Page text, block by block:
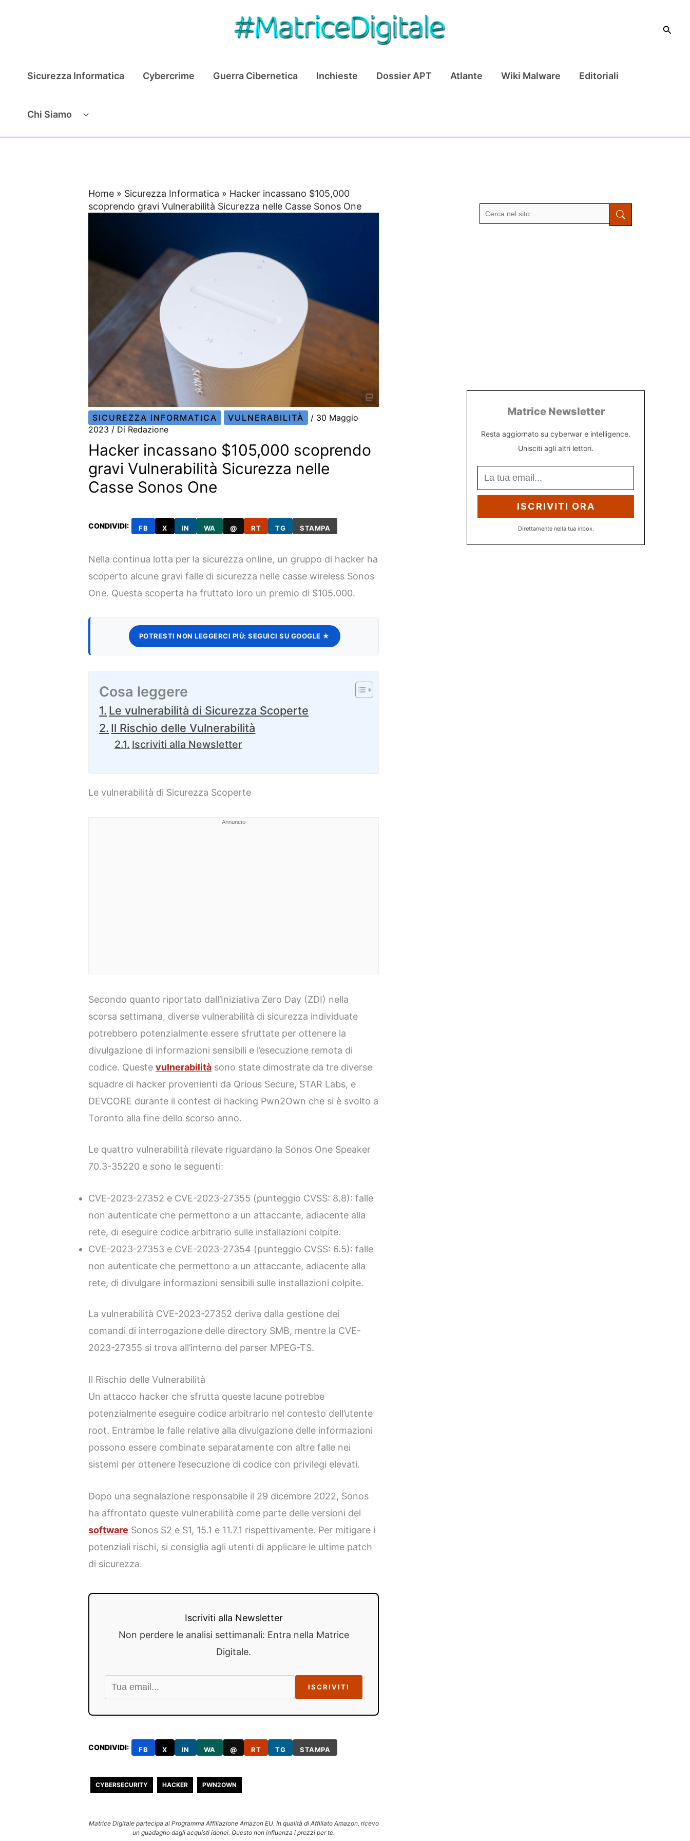
Cerca
Sicurezza Informatica Cybercrime Guerra Cibernetica Inchieste Dossier APT Atlante Wiki Malware Editoriali
Chi Siamo
Home » Sicurezza Informatica » Hacker incassano $105,000
scoprendo gravi Vulnerabilità Sicurezza nelle Casse Sonos One
SICUREZZA INFORMATICA VULNERABILITÀ / 30 Maggio
2023 / Di Redazione
Hacker incassano $105,000 scoprendo
gravi Vulnerabilità Sicurezza nelle
Casse Sonos One
CONDIVIDI: FB X IN WA @ RT TG STAMPA
Nella continua lotta per la sicurezza online, un gruppo di hacker ha
scoperto alcune gravi falle di sicurezza nelle casse wireless Sonos
One. Questa scoperta ha fruttato loro un premio di $105.000.
POTRESTI NON LEGGERCI PIÙ: SEGUICI SU GOOGLE ★
Cosa leggere
Le vulnerabilità di Sicurezza Scoperte
Il Rischio delle Vulnerabilità
Iscriviti alla Newsletter
Le vulnerabilità di Sicurezza Scoperte
Annuncio
Secondo quanto riportato dall’Iniziativa Zero Day (ZDI) nella
scorsa settimana, diverse vulnerabilità di sicurezza individuate
potrebbero potenzialmente essere sfruttate per ottenere la
divulgazione di informazioni sensibili e l’esecuzione remota di
codice. Questevulnerabilità sono state dimostrate da tre diverse
squadre di hacker provenienti da Qrious Secure, STAR Labs, e
DEVCORE durante il contest di hacking Pwn2Own che si è svolto a
Toronto alla fine dello scorso anno.
Le quattro vulnerabilità rilevate riguardano la Sonos One Speaker
70.3-35220 e sono le seguenti:
CVE-2023-27352 e CVE-2023-27355 (punteggio CVSS: 8.8): falle
non autenticate che permettono a un attaccante, adiacente alla
rete, di eseguire codice arbitrario sulle installazioni colpite.
CVE-2023-27353 e CVE-2023-27354 (punteggio CVSS: 6.5): falle
non autenticate che permettono a un attaccante, adiacente alla
rete, di divulgare informazioni sensibili sulle installazioni colpite.
La vulnerabilità CVE-2023-27352 deriva dalla gestione dei
comandi di interrogazione delle directory SMB, mentre la CVE-
2023-27355 si trova all’interno del parser MPEG-TS.
Il Rischio delle Vulnerabilità
Un attacco hacker che sfrutta queste lacune potrebbe
potenzialmente eseguire codice arbitrario nel contesto dell’utente
root. Entrambe le falle relative alla divulgazione delle informazioni
possono essere combinate separatamente con altre falle nei
sistemi per ottenere l’esecuzione di codice con privilegi elevati.
Dopo una segnalazione responsabile il 29 dicembre 2022, Sonos
ha affrontato queste vulnerabilità come parte delle versioni del
software Sonos S2 e S1, 15.1 e 11.7.1 rispettivamente. Per mitigare i
potenziali rischi, si consiglia agli utenti di applicare le ultime patch
di sicurezza.
Iscriviti alla Newsletter
Non perdere le analisi settimanali: Entra nella Matrice
Digitale.
ISCRIVITI
CONDIVIDI: FB X IN WA @ RT TG STAMPA
CYBERSECURITY HACKER PWN2OWN
Matrice Digitale partecipa al Programma Affiliazione Amazon EU. In qualità di Affiliato Amazon, ricevo
un guadagno dagli acquisti idonei. Questo non influenza i prezzi per te.
Matrice Newsletter
Resta aggiornato su cyberwar e intelligence.
Unisciti agli altri lettori.
ISCRIVITI ORA
Direttamente nella tua inbox.